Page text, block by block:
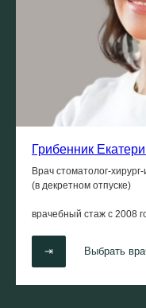
Грибенник
Врач стоматолог-
(в декретном отпуске)
врачебный стаж с 2008
⇥ Выбрать